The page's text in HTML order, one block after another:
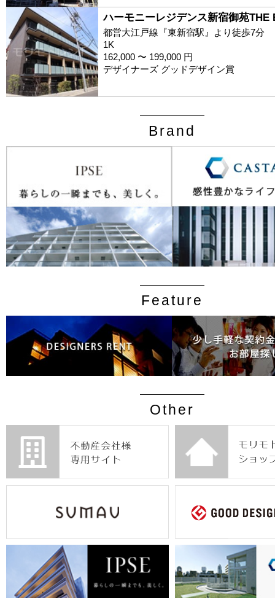
ハーモニーレジデンス新宿御苑
都営大江戸線『東新宿駅』より徒歩7分
1K
162,000 〜 199,000 円
デザイナーズ グッドデザイン賞
Brand
Feature
Other